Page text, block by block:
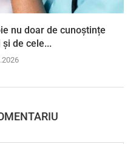
nu doar de cunoștințe
de cele...